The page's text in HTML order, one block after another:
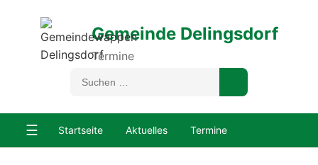
Gemeinde Delingsdorf
Termine
☰ Startseite Aktuelles Termine